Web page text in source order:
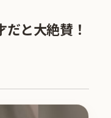
と大絶賛！